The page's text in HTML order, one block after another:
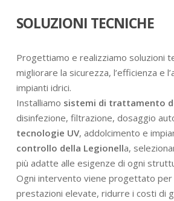
SOLUZIONI TECNICHE
Progettiamo e realizziamo soluzioni
migliorare la sicurezza, l’efficienza e
impianti idrici.
Installiamo sistemi di trattamento
disinfezione, filtrazione, dosaggio
tecnologie UV, addolcimento e
controllo della Legionella,
più adatte alle esigenze di ogni
Ogni intervento viene progettato per
prestazioni elevate, ridurre i costi di